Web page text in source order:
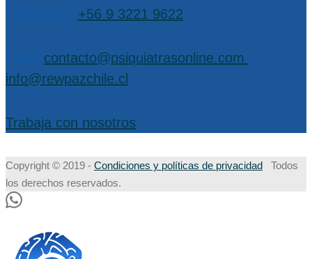
+56 9 3221 9622
contacto@psiquiatrasonline.com
info@rewpazchile.cl
Trabaja con nosotros
Copyright © 2019 - Condiciones y políticas de privacidad Todos
los derechos reservados.